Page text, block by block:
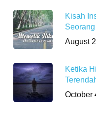
Kisah
August
Ketika
October